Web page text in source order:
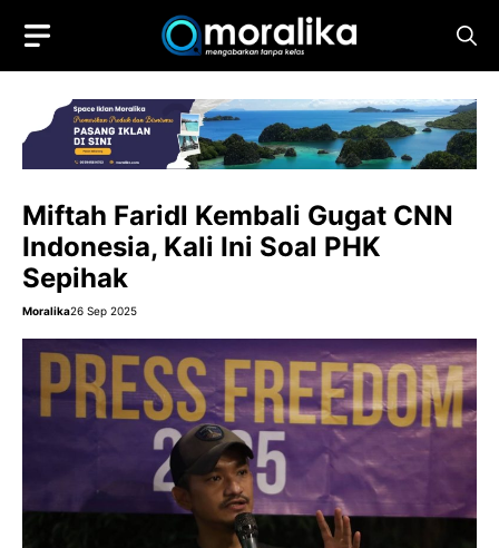
content
Miftah Faridl Kembali Gugat CNN
Indonesia, Kali Ini Soal PHK
Sepihak
Moralika26 Sep 2025